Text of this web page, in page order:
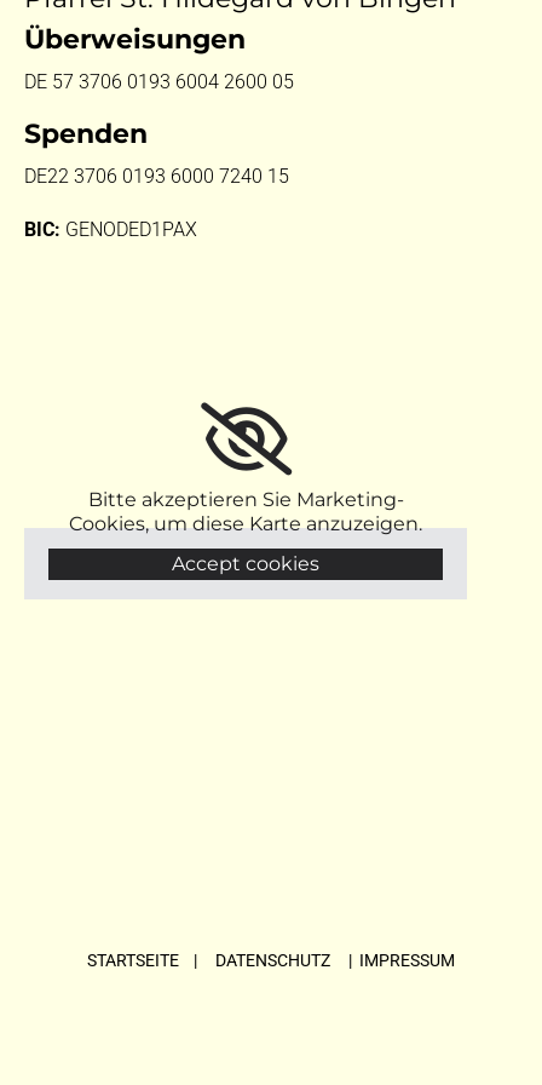
Überweisungen
DE 57 3706 0193 6004 2600 05
Spenden
DE22 3706 0193 6000 7240 15
BIC: GENODED1PAX
Bitte akzeptieren Sie Marketing-
Cookies, um diese Karte anzuzeigen.
Accept cookies
STARTSEITE | DATENSCHUTZ | IMPRESSUM